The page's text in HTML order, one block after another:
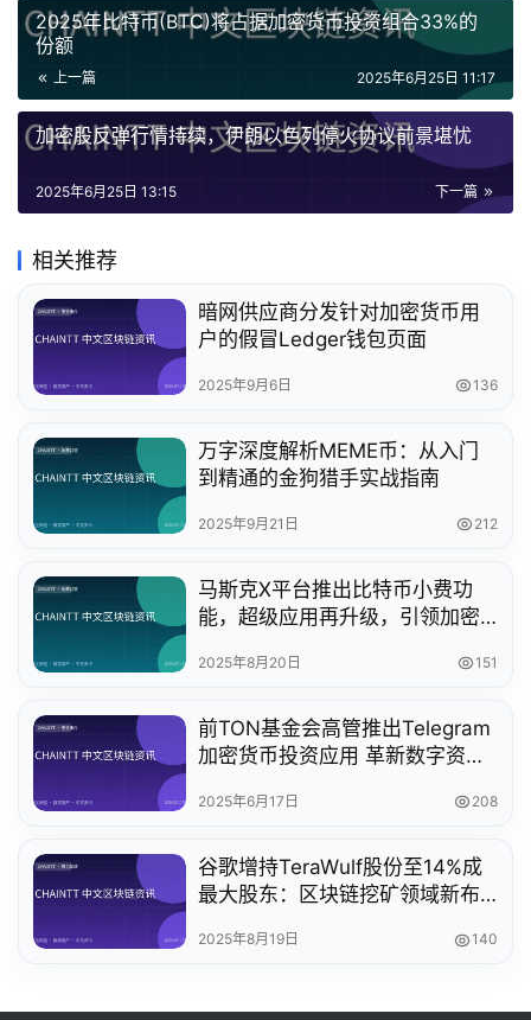
2025年比特币(BTC)将占据加密货币投资组合33%的
份额
上一篇 2025年6月25日 11:17
加密股反弹行情持续，伊朗以色列停火协议前景堪忧
下一篇
2025年6月25日 13:15
相关推荐
暗网供应商分发针对加密货币用
户的假冒Ledger钱包页面
2025年9月6日 136
万字深度解析MEME币：从入门
到精通的金狗猎手实战指南
2025年9月21日 212
马斯克X平台推出比特币小费功
能，超级应用再升级，引领加密
2025年8月20日 151
前TON基金会高管推出Telegram
加密货币投资应用 革新数字资产
2025年6月17日 208
谷歌增持TeraWulf股份至14%成
最大股东：区块链挖矿领域新布
2025年8月19日 140